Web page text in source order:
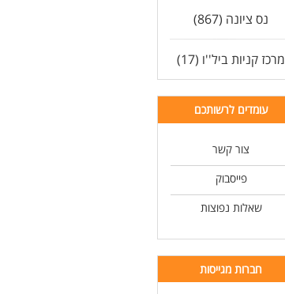
נס ציונה (867)
מרכז קניות ביל''ו (17)
עומדים לרשותכם
צור קשר
פייסבוק
שאלות נפוצות
חברות מגייסות